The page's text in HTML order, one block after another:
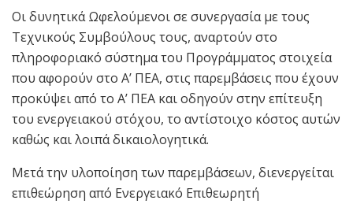
Οι δυνητικά Ωφελούμενοι σε συνεργασία με τους
Τεχνικούς Συμβούλους τους, αναρτούν στο
πληροφοριακό σύστημα του Προγράμματος στοιχεία
που αφορούν στο Α’ ΠΕΑ, στις παρεμβάσεις που έχουν
προκύψει από το Α’ ΠΕΑ και οδηγούν στην επίτευξη
του ενεργειακού στόχου, το αντίστοιχο κόστος αυτών
καθώς και λοιπά δικαιολογητικά.
Μετά την υλοποίηση των παρεμβάσεων, διενεργείται
επιθεώρηση από Ενεργειακό Επιθεωρητή